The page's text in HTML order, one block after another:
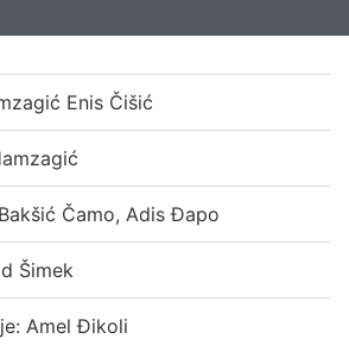
Enis Čišić
Čamo, Adis Đapo
Šimek
Amel Đikoli